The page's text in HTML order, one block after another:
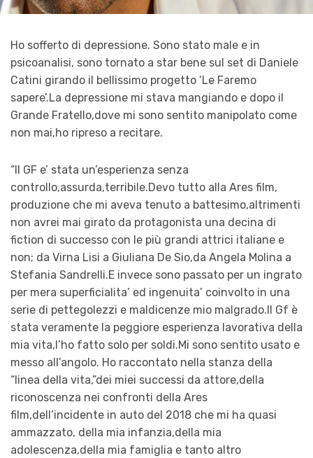
Ho sofferto di depressione. Sono stato male e in
psicoanalisi, sono tornato a star bene sul set di Daniele
Catini girando il bellissimo progetto ‘Le Faremo
sapere’.La depressione mi stava mangiando e dopo il
Grande Fratello,dove mi sono sentito manipolato come
non mai,ho ripreso a recitare.
“Il GF e’ stata un’esperienza senza
controllo,assurda,terribile.Devo tutto alla Ares film,
produzione che mi aveva tenuto a battesimo,altrimenti
non avrei mai girato da protagonista una decina di
fiction di successo con le più grandi attrici italiane e
non; da Virna Lisi a Giuliana De Sio,da Angela Molina a
Stefania Sandrelli.E invece sono passato per un ingrato
per mera superficialita’ ed ingenuita’ coinvolto in una
serie di pettegolezzi e maldicenze mio malgrado.Il Gf è
stata veramente la peggiore esperienza lavorativa della
mia vita,l’ho fatto solo per soldi.Mi sono sentito usato e
messo all’angolo. Ho raccontato nella stanza della
“linea della vita,”dei miei successi da attore,della
riconoscenza nei confronti della Ares
film,dell’incidente in auto del 2018 che mi ha quasi
ammazzato, della mia infanzia,della mia
adolescenza,della mia famiglia e tanto altro